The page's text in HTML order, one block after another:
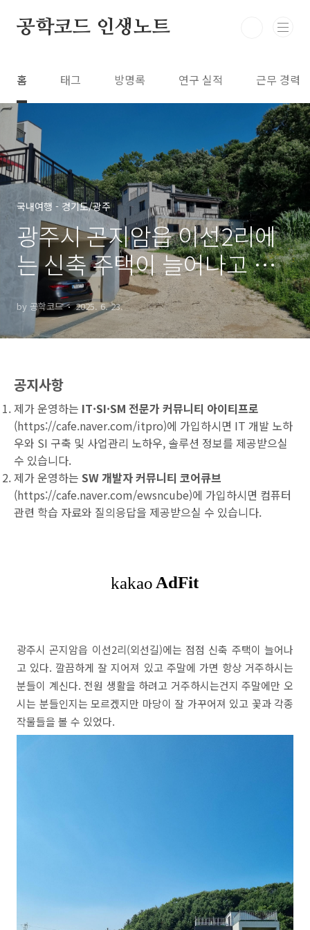
공학코드 인생노트
홈 태그 방명록 연구 실적 근무 경력
국내여행 - 경기도/광주
광주시 곤지암읍 이선2리에
는 신축 주택이 늘어나고 있
다.
by 공학코드 2025. 6. 23.
공지사항
제가 운영하는 IT·SI·SM 전문가 커뮤니티 아이티프로
(https://cafe.naver.com/itpro)에 가입하시면 IT 개발 노하
우와 SI 구축 및 사업관리 노하우, 솔루션 정보를 제공받으실
수 있습니다.
제가 운영하는 SW 개발자 커뮤니티 코어큐브
(https://cafe.naver.com/ewsncube)에 가입하시면 컴퓨터
관련 학습 자료와 질의응답을 제공받으실 수 있습니다.
광주시 곤지암읍 이선2리(외선길)에는 점점 신축 주택이 늘어나
고 있다. 깔끔하게 잘 지어져 있고 주말에 가면 항상 거주하시는
분들이 계신다. 전원 생활을 하려고 거주하시는건지 주말에만 오
시는 분들인지는 모르겠지만 마당이 잘 가꾸어져 있고 꽃과 각종
작물들을 볼 수 있었다.